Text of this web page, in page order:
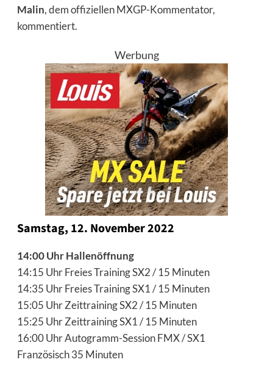
Malin, dem offiziellen MXGP-Kommentator,
kommentiert.
Werbung
Samstag, 12. November 2022
14:00 Uhr Hallenöffnung
14:15 Uhr Freies Training SX2 / 15 Minuten
14:35 Uhr Freies Training SX1 / 15 Minuten
15:05 Uhr Zeittraining SX2 / 15 Minuten
15:25 Uhr Zeittraining SX1 / 15 Minuten
16:00 Uhr Autogramm-Session FMX / SX1
Französisch 35 Minuten